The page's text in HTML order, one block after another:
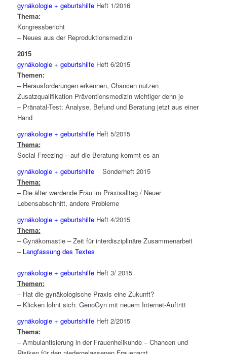
gynäkologie + geburtshilfe Heft 1/2016
Thema:
Kongressbericht
– Neues aus der Reproduktionsmedizin
2015
gynäkologie + geburtshilfeHeft 6/2015
Themen:
– Herausforderungen erkennen, Chancen nutzen
Zusatzqualifikation Präventionsmedizin wichtiger denn je
– Pränatal-Test: Analyse, Befund und Beratung jetzt aus einer
Hand
gynäkologie + geburtshilfeHeft 5/2015
Thema:
Social Freezing – auf die Beratung kommt es an
gynäkologie + geburtshilfe
Sonderheft 2015
Thema:
– Die älter werdende Frau im Praxisalltag / Neuer
Lebensabschnitt, andere Probleme
gynäkologie + geburtshilfeHeft 4/2015
Thema:
– Gynäkomastie – Zeit für interdisziplinäre Zusammenarbeit
– Langfassung des Textes
gynäkologie + geburtshilfeHeft 3/ 2015
Themen:
– Hat die gynäkologische Praxis eine Zukunft?
– Klicken lohnt sich: GenoGyn mit neuem Internet-Auftritt
gynäkologie + geburtshilfeHeft 2/2015
Thema:
– Ambulantisierung in der Frauenheilkunde – Chancen und